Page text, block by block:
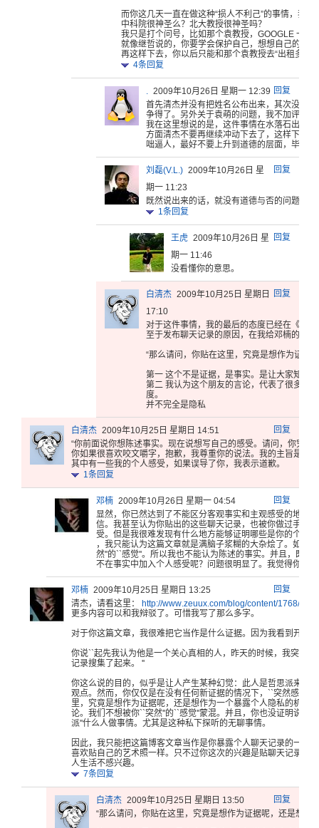
而你这几天一直在做这种“损人不利己”的事情， 我真
中科院很神圣么？ 北大教授很神圣吗？
我只是打个问号，比如那个袁教授，GOOGLE 一下
就像继哲说的，你要学会保护 自己，想想自己的职业
再这样下去， 你以后只能和那个袁教授去“出租 多样
4条回复
回复
. 2009年10月26日 星期一 12:39
首先清杰并没有把姓名公布出来， 其次没有证
争得了。另外关于袁萌的问题，我不加评论，
我在这里想说的是，这件事情在水落石出
方面清杰不要再继续冲动下去了 ，这样下去
咄逼人，最好不要上升到道德的层面，毕竟有
回复
刘磊(V.L.) 2009年10月26日 星
期一 11:23
既然说出来的话，就没有道德与否的问题了，
1条回复
回复
王虎 2009年10月26日 星
期一 11:46
没看懂你的意思。
回复
白清杰 2009年10月25日 星期日
17:10
对于这件事情，我的最后的态度已经在《名与
至于发布聊天记录的原因， 在我给邓楠的回复
“那么请问，你贴在这里，究竟是想作为证
第一 这个不是证据，是事实。是让大家知道
第二 我认为这个朋友的言论，代表了很多朋
度。
并不完全是隐私
回复
白清杰 2009年10月25日 星期日 14:51
“你前面说你想陈述事实。现在说想写自己的感受。请问 ，你究竟
你如果很喜欢咬文嚼字，抱歉， 我尊重你的说法。我的主旨是陈述
其中有一些我的个人感受，如果误导 了你，我表示道歉。
1条回复
回复
邓楠 2009年10月26日 星期一 04:54
显然，你已然达到了不能区分客观事实和主观感受的地步
信。我甚至认为你贴出的这些聊天记录，也被你做过手脚
受。但是我很难发现有什么地方能够证明哪些是你的个人
，我只能认为这篇文章就是满脑子浆糊的大杂烩了。如果
然''的``感觉''。所以我也不能认为陈述的事实。 并且，既然
不在事实中加 入个人感受呢？问题很明显了。我觉得你没必
回复
邓楠 2009年10月25日 星期日 13:25
清杰，请看这里：
http://www.zeuux.com/blog/content/1768/
更多内容可以和我辩驳了。可惜我写了那么多字。
对于你这篇文章，我很难把它当作是什么证据。因为我看到开头
你说``起先我认为他是一个关心真相的人，昨天的时候，我突然
记录搜集了起来。 ''
你这么说的目的，似乎是让人产生某种幻觉：此人是哲思派来的
观点。然而，你仅仅是在没有任何新证据的情况下，``突然感觉''
里，究竟是想作为证据呢，还是想作为一个暴露个人隐私的机会
论。我们不想被你``突然''的``感觉''蒙混。并且，你也没证明说此
派''什么人做事情。尤其是这种私下探听的无聊事情。
因此，我只能把这篇博客文章当作是你暴露个人聊天记录的一个
喜欢贴自己的艺术照一样。只不过你这次的兴趣是贴聊天记录。
人生活不感兴趣。
7条回复
回复
白清杰 2009年10月25日 星期日 13:50
“那么请问 ，你贴在这里，究竟是想作为证据呢，还是想